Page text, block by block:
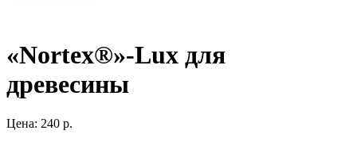
«Nortex®»-Lux для
древесины
Цена: 240 р.